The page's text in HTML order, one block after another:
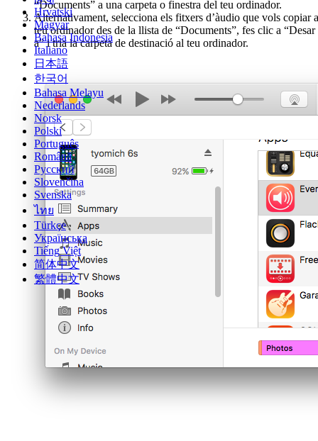
Hrvatski
Magyar
Bahasa Indonesia
Italiano
日本語
한국어
Bahasa Melayu
Nederlands
Norsk
Polski
Português
Română
Русский
Slovenčina
Svenska
ไทย
Türkçe
Українська
Tiếng Việt
简体中文
繁體中文
“Documents” a una carpeta o finestra del teu ordinador.
Alternativament, selecciona els fitxers d’àudio que vols copiar
teu ordinador des de la llista de “Documents”, fes clic a “Desar
a” i tria la carpeta de destinació al teu ordinador.